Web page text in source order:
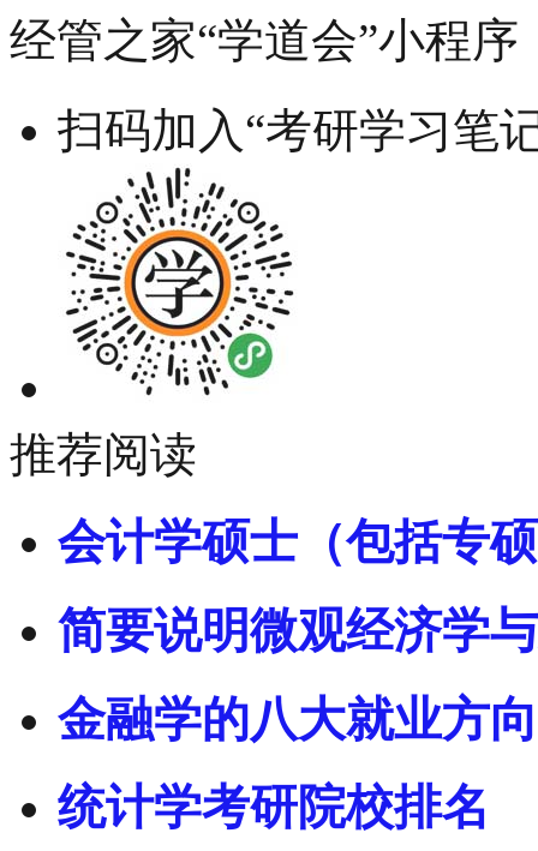
经管之家“学道会”小程序
扫码加入“考研学习笔
推荐阅读
会计学硕士（包括专
简要说明微观经济学
金融学的八大就业方
统计学考研院校排名